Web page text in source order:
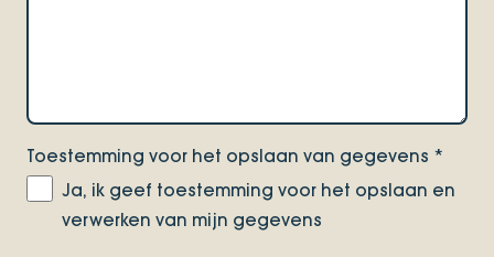
Toestemming voor het opslaan van gegevens *
Ja, ik geef toestemming voor het opslaan en
verwerken van mijn gegevens